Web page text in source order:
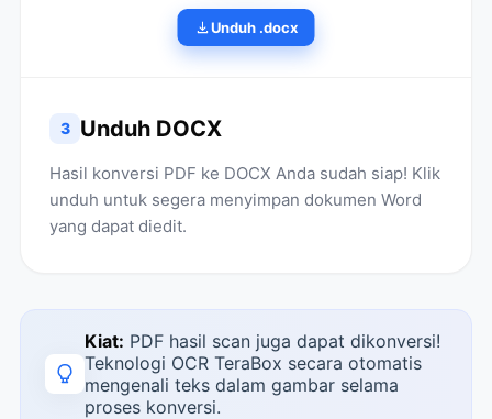
Unduh .docx
3 Unduh DOCX
Hasil konversi PDF ke DOCX Anda sudah siap! Klik
unduh untuk segera menyimpan dokumen Word
yang dapat diedit.
Kiat: PDF hasil scan juga dapat dikonversi!
Teknologi OCR TeraBox secara otomatis
mengenali teks dalam gambar selama
proses konversi.